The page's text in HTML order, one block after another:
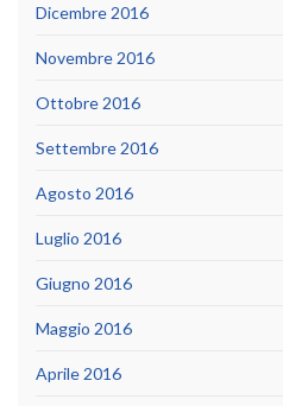
Dicembre 2016
Novembre 2016
Ottobre 2016
Settembre 2016
Agosto 2016
Luglio 2016
Giugno 2016
Maggio 2016
Aprile 2016